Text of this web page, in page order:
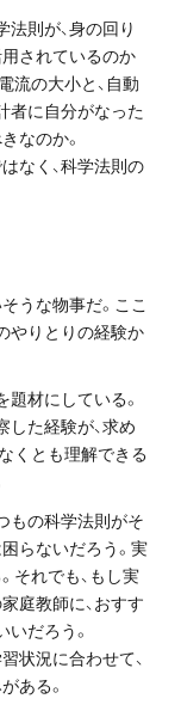
日)
法則が、身の回り
されているのか
流の大小と、自動
者に自分がなった
なのか。
なく、科学法則の
うな物事だ。ここ
やりとりの経験か
題材にしている。
した経験が、求め
くとも理解できる
もの科学法則がそ
らないだろう。実
それでも、もし実
庭教師に、おすす
だろう。
状況に合わせて、
ある。